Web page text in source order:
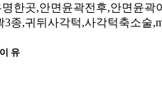
한곳,안면윤곽전후,안면윤
3종,귀뒤사각턱,사각턱축소
유